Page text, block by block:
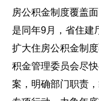
房公积金制度覆盖
是同年9月，省住建
扩大住房公积金制
积金管理委员会尽
案，明确部门职责